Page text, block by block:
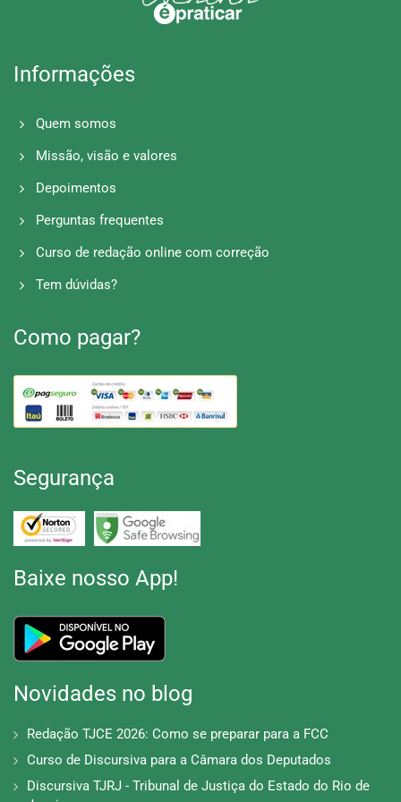
Cadastra-se
informando o seu foco de preparação:
concurso, vestibular, Enem,
Começa a praticar
em uma área exclusiva, onde receberá as
exclusivas e poder tirar todas suas dúvidas
Informações
Quem somos
Missão, visão e valores
Depoimentos
Perguntas frequentes
Curso de redação online com correção
Tem dúvidas?
Como pagar?
Segurança
Baixe nosso App!
Novidades no blog
Redação TJCE 2026: Como se preparar para a FCC
Curso de Discursiva para a Câmara dos Deputados
Discursiva TJRJ - Tribunal de Justiça do Estado do Rio de